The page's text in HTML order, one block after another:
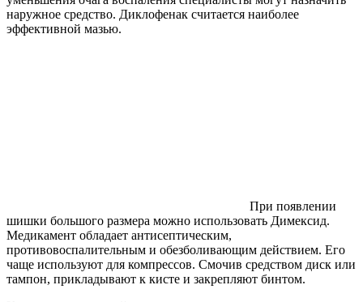
наружное средство. Диклофенак считается наиболее
эффективной мазью.
При появлении
шишки большого размера можно использовать Димексид.
Медикамент обладает антисептическим,
противовоспалительным и обезболивающим действием. Его
чаще используют для компрессов. Смочив средством диск или
тампон, прикладывают к кисте и закрепляют бинтом.